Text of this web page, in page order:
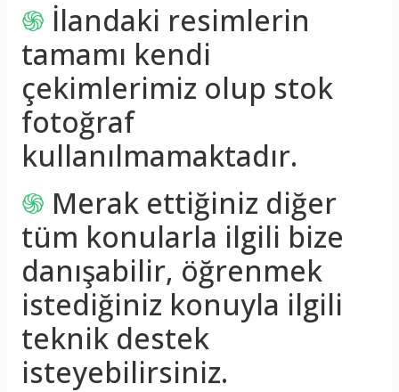
֍ İlandaki resimlerin
tamamı kendi
çekimlerimiz olup stok
fotoğraf
kullanılmamaktadır.
֍ Merak ettiğiniz diğer
tüm konularla ilgili bize
danışabilir, öğrenmek
istediğiniz konuyla ilgili
teknik destek
isteyebilirsiniz.